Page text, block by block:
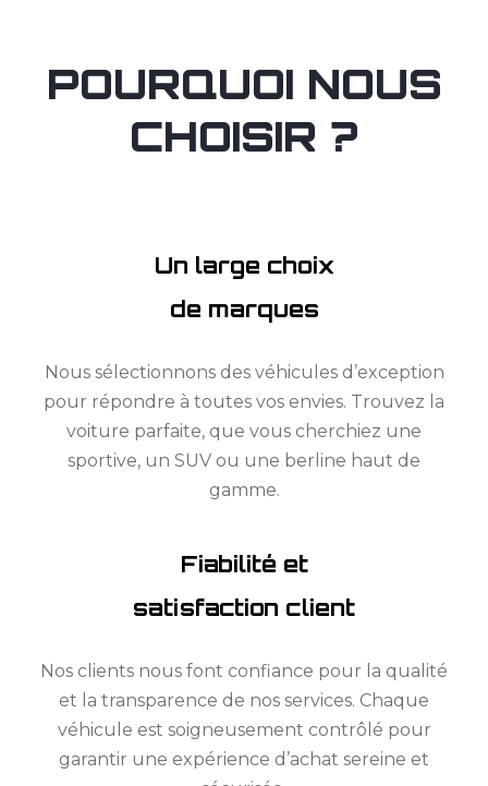
POURQUOI NOUS
CHOISIR ?
Un large choix
de marques
Nous sélectionnons des véhicules d’exception
pour répondre à toutes vos envies. Trouvez la
voiture parfaite, que vous cherchiez une
sportive, un SUV ou une berline haut de
gamme.
Fiabilité et
satisfaction client
Nos clients nous font confiance pour la qualité
et la transparence de nos services. Chaque
véhicule est soigneusement contrôlé pour
garantir une expérience d’achat sereine et